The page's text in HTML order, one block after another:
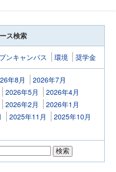
ス検索
ンキャンパス 環境 奨学金
年8月
2026年7月
2026年5月
2026年4月
2026年2月
2026年1月
2025年11月
2025年10月